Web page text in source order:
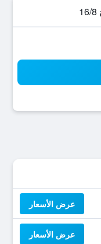
عرض الأسعار
عرض الأسعار